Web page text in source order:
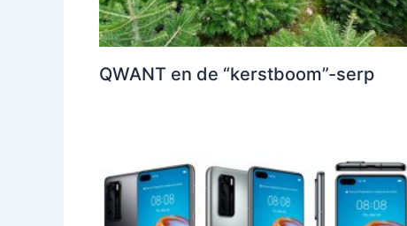
QWANT en de “kerstboom”-serp